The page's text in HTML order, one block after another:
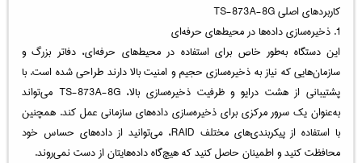
کاربردهای اصلی TS-873A-8G
1. ذخیره‌سازی داده‌ها در محیط‌های حرفه‌ای
این دستگاه به‌طور خاص برای استفاده در محیط‌های حرفه‌ای، دفاتر بزرگ و
سازمان‌هایی که نیاز به ذخیره‌سازی حجیم و امنیت بالا دارند طراحی شده است. با
پشتیبانی از هشت درایو و ظرفیت ذخیره‌سازی بالا، TS-873A-8G می‌تواند
به‌عنوان یک سرور مرکزی برای ذخیره‌سازی داده‌های سازمانی عمل کند. همچنین
با استفاده از پیکربندی‌های مختلف RAID، می‌توانید از داده‌های حساس خود
محافظت کنید و اطمینان حاصل کنید که هیچ‌گاه داده‌هایتان از دست نمی‌روند.